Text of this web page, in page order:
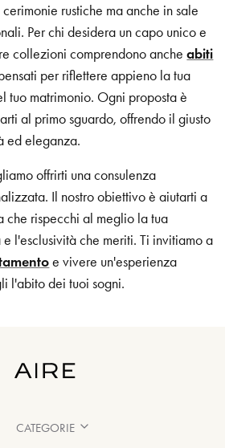
rustiche ma anche in sale
Per chi desidera un capo unico e
collezioni comprendono ancheabiti
per riflettere appieno la tua
tuo matrimonio. Ogni proposta è
al primo sguardo, offrendo il giusto
ed eleganza.
offrirti una consulenza
Il nostro obiettivo è aiutarti a
che rispecchi al meglio la tua
l'esclusività che meriti. Ti invitiamo a
e vivere un'esperienza
l'abito dei tuoi sogni.
CATEGORIE